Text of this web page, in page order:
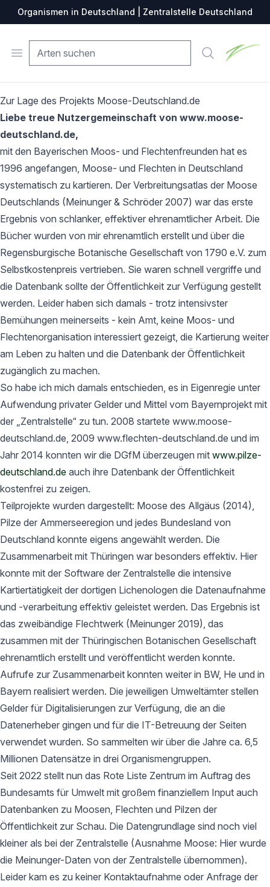
Organismen in Deutschland | Zentralstelle Deutschland
Open menu Suche
Zur Lage des Projekts Moose-Deutschland.de
Liebe treue Nutzergemeinschaft von www.moose-
deutschland.de,
mit den Bayerischen Moos- und Flechtenfreunden hat es
1996 angefangen, Moose- und Flechten in Deutschland
systematisch zu kartieren. Der Verbreitungsatlas der Moose
Deutschlands (Meinunger & Schröder 2007) war das erste
Ergebnis von schlanker, effektiver ehrenamtlicher Arbeit. Die
Bücher wurden von mir ehrenamtlich erstellt und über die
Regensburgische Botanische Gesellschaft von 1790 e.V. zum
Selbstkostenpreis vertrieben. Sie waren schnell vergriffe und
die Datenbank sollte der Öffentlichkeit zur Verfügung gestellt
werden. Leider haben sich damals - trotz intensivster
Bemühungen meinerseits - kein Amt, keine Moos- und
Flechtenorganisation interessiert gezeigt, die Kartierung weiter
am Leben zu halten und die Datenbank der Öffentlichkeit
zugänglich zu machen.
So habe ich mich damals entschieden, es in Eigenregie unter
Aufwendung privater Gelder und Mittel vom Bayernprojekt mit
der „Zentralstelle“ zu tun. 2008 startete www.moose-
deutschland.de, 2009 www.flechten-deutschland.de und im
Jahr 2014 konnten wir die DGfM überzeugen mit www.pilze-
deutschland.de auch ihre Datenbank der Öffentlichkeit
kostenfrei zu zeigen.
Teilprojekte wurden dargestellt: Moose des Allgäus (2014),
Pilze der Ammerseeregion und jedes Bundesland von
Deutschland konnte eigens angewählt werden. Die
Zusammenarbeit mit Thüringen war besonders effektiv. Hier
konnte mit der Software der Zentralstelle die intensive
Kartiertätigkeit der dortigen Lichenologen die Datenaufnahme
und -verarbeitung effektiv geleistet werden. Das Ergebnis ist
das zweibändige Flechtwerk (Meinunger 2019), das
zusammen mit der Thüringischen Botanischen Gesellschaft
ehrenamtlich erstellt und veröffentlicht werden konnte.
Aufrufe zur Zusammenarbeit konnten weiter in BW, He und in
Bayern realisiert werden. Die jeweiligen Umweltämter stellen
Gelder für Digitalisierungen zur Verfügung, die an die
Datenerheber gingen und für die IT-Betreuung der Seiten
verwendet wurden. So sammelten wir über die Jahre ca. 6,5
Millionen Datensätze in drei Organismengruppen.
Seit 2022 stellt nun das Rote Liste Zentrum im Auftrag des
Bundesamts für Umwelt mit großem finanziellem Input auch
Datenbanken zu Moosen, Flechten und Pilzen der
Öffentlichkeit zur Schau. Die Datengrundlage sind noch viel
kleiner als bei der Zentralstelle (Ausnahme Moose: Hier wurde
die Meinunger-Daten von der Zentralstelle übernommen).
Leider kam es zu keiner Kontaktaufnahme oder Anfrage der